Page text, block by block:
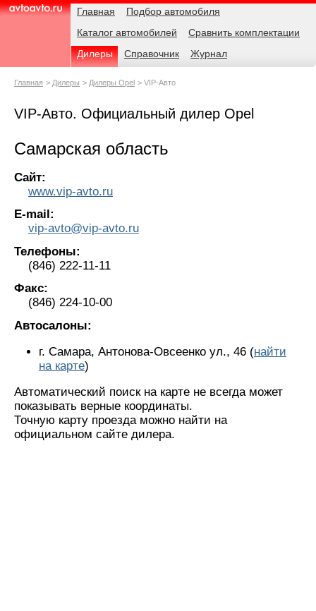
AvtoAvto.ru
Навигация Главная
Подбор автомобиля
Каталог автомобилей
Сравнить комплектации
Дилеры
Справочник Журнал
Родительские
Главная Дилеры Дилеры Opel VIP-Авто
VIP-Авто. Официальный дилер Opel
Самарская область
Сайт:
www.vip-avto.ru
E-mail:
vip-avto@vip-avto.ru
Телефоны:
(846) 222-11-11
Факс:
(846) 224-10-00
Автосалоны:
г. Самара, Антонова-Овсеенко ул., 46 (найти
на карте)
Автоматический поиск на карте не всегда может
показывать верные координаты.
Точную карту проезда можно найти на
официальном сайте дилера.